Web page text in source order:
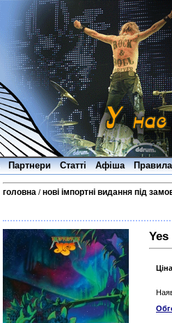
Партнери Статті Афіша
головна / нові імпортні видання під